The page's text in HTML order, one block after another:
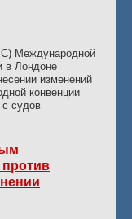
Международной
в Лондоне
изменений
конвенции
с судов
против